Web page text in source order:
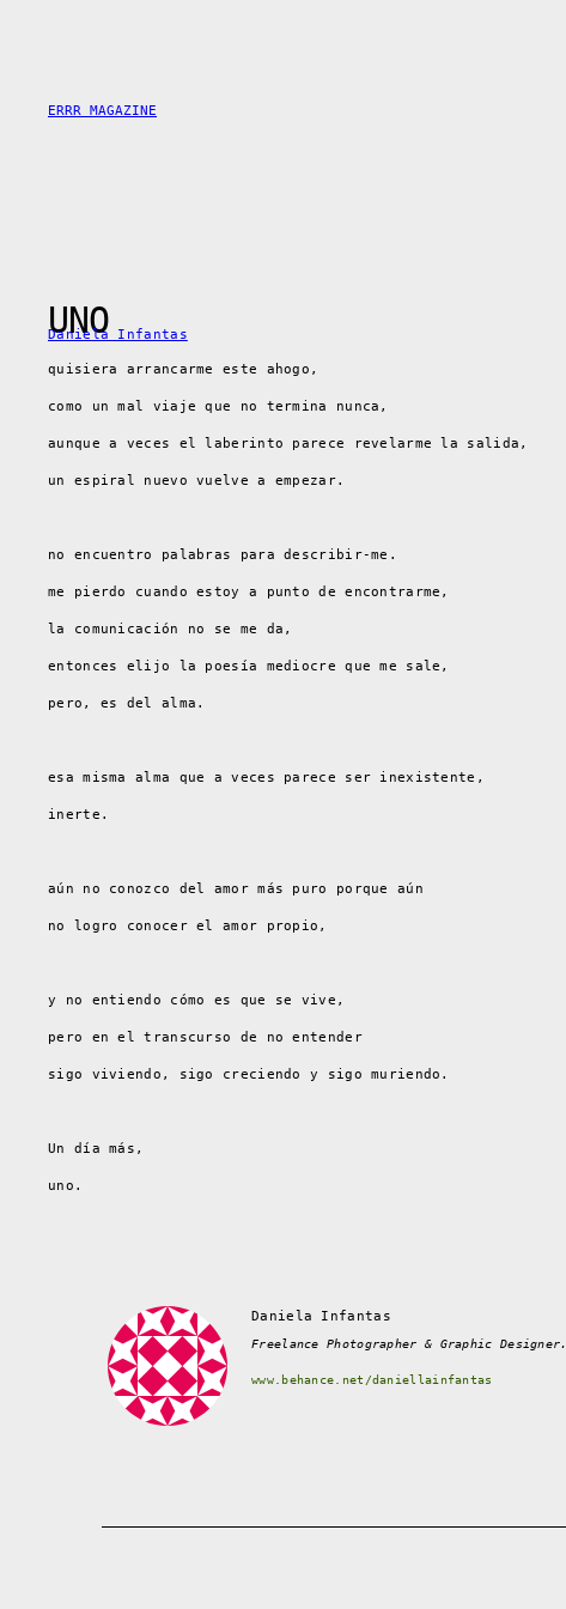
ERRR MAGAZINE
UNO
Daniela Infantas
quisiera arrancarme este ahogo,
como un mal viaje que no termina nunca,
aunque a veces el laberinto parece revelarme la salida,
un espiral nuevo vuelve a empezar.
no encuentro palabras para describir-me.
me pierdo cuando estoy a punto de encontrarme,
la comunicación no se me da,
entonces elijo la poesía mediocre que me sale,
pero, es del alma.
esa misma alma que a veces parece ser inexistente,
inerte.
aún no conozco del amor más puro porque aún
no logro conocer el amor propio,
y no entiendo cómo es que se vive,
pero en el transcurso de no entender
sigo viviendo, sigo creciendo y sigo muriendo.
Un día más,
uno.
Daniela Infantas
Freelance Photographer & Graphic Designer.
www.behance.net/daniellainfantas